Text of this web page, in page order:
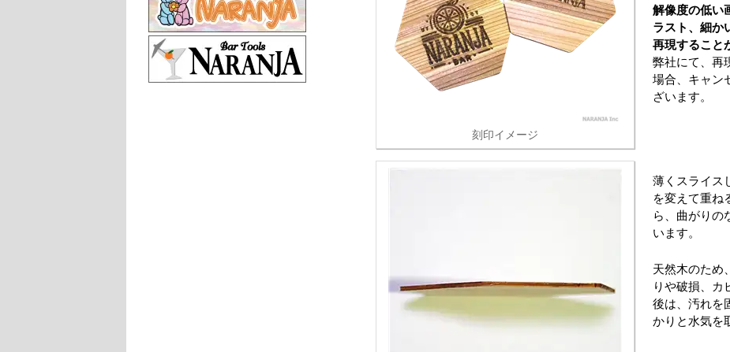
刻印イメージ
解像度の低い
ラスト、細か
再現すること
弊社にて、再
場合、キャン
ざいます。
薄くスライス
を変えて重ね
ら、曲がりの
います。
天然木のため
りや破損、カ
後は、汚れを
かりと水気を